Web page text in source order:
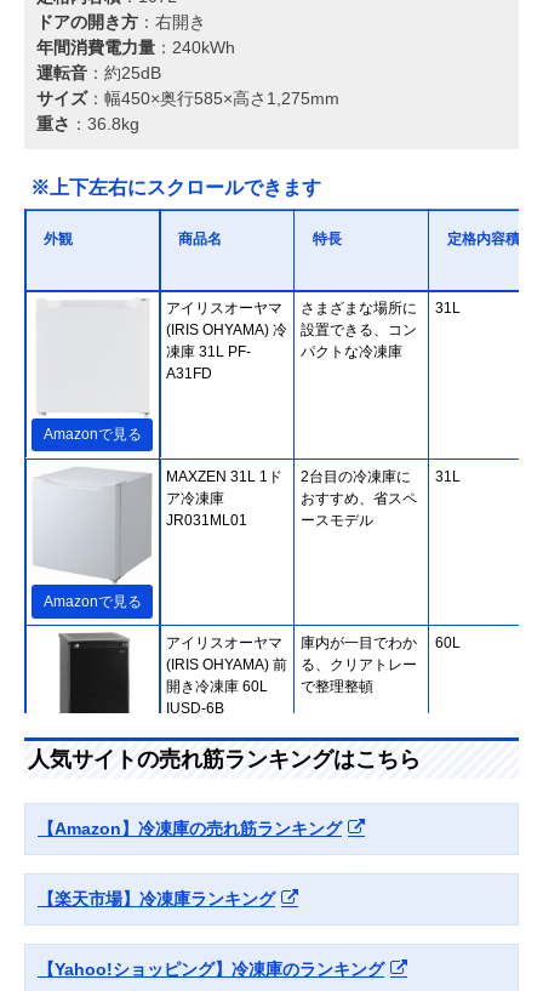
ドアの開き方 ：右開き
年間消費電力量 ：240kWh
運転音 ：約25dB
サイズ：幅450×奥行585×高さ1,275mm
重さ ：36.8kg
※上下左右にスクロールできます
外観 商品名 特長 定格内容積
Amazonで見る
アイリスオーヤマ
(IRIS OHYAMA) 冷
凍庫 31L PF-
A31FD
さまざまな場所に
設置できる、コン
パクトな冷凍庫
31L
Amazonで見る
MAXZEN 31L 1ド
ア冷凍庫
JR031ML01
2台目の冷凍庫に
おすすめ、省スペ
ースモデル
31L
Amazonで見る
アイリスオーヤマ
(IRIS OHYAMA) 前
開き冷凍庫 60L
IUSD-6B
庫内が一目でわか
る、クリアトレー
で整理整頓
60L
ス) 61L 冷凍庫
HF-A60
活空間に置いても
気になりにくい
山善(YAMAZEN) 冷気が逃げにく
人気サイトの売れ筋ランキングはこちら
【Amazon】冷凍庫の売れ筋ランキング
【楽天市場】冷凍庫ランキング
【Yahoo!ショッピング】冷凍庫のランキング